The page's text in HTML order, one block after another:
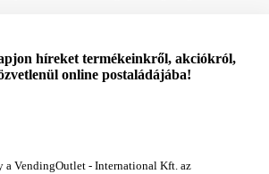
híreket termékeinkről, akciókról,
online postaládájába!
a VendingOutlet - International Kft. az